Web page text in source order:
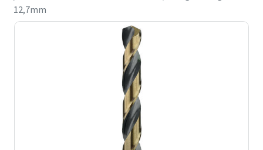
12,7mm